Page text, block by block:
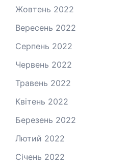
Жовтень 2022
Вересень 2022
Серпень 2022
Червень 2022
Травень 2022
Квітень 2022
Березень 2022
Лютий 2022
Січень 2022